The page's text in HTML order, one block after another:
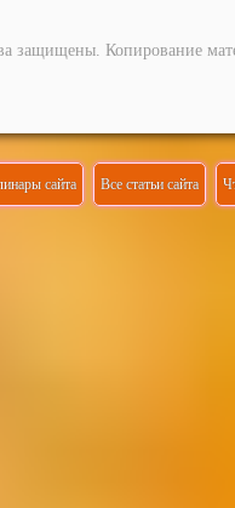
защищены. Копирование
сайта Все статьи сайта